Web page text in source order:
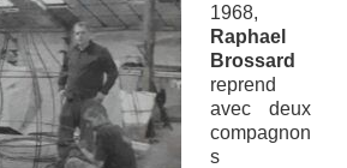
1968,
Raphael
Brossard
reprend
avec deux
compagnon
s